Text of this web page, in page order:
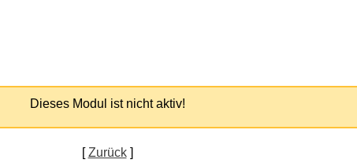
Dieses Modul ist nicht aktiv!
Zurück]